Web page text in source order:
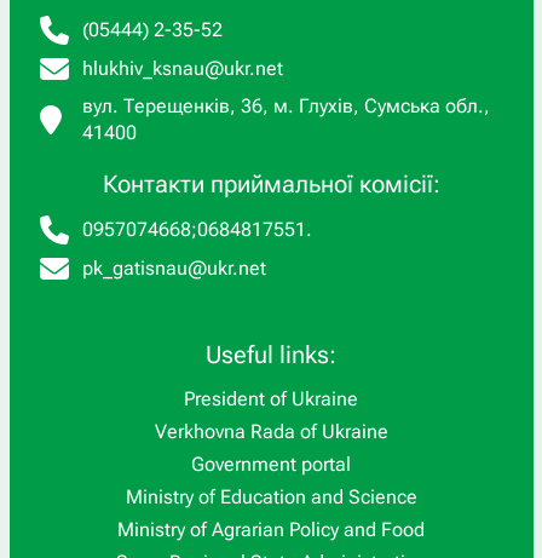
(05444) 2-35-52
hlukhiv_ksnau@ukr.net
вул. Терещенків, 36, м. Глухів, Сумська обл.,
41400
Контакти приймальної комісії:
0957074668;0684817551 .
pk_gatisnau@ukr.net
Useful links:
President of Ukraine
Verkhovna Rada of Ukraine
Government portal
Ministry of Education and Science
Ministry of Agrarian Policy and Food